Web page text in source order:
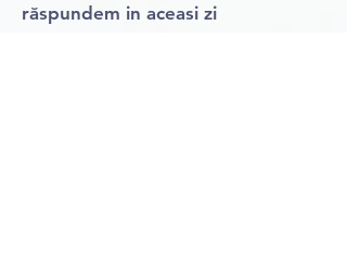
răspundem in aceasi zi